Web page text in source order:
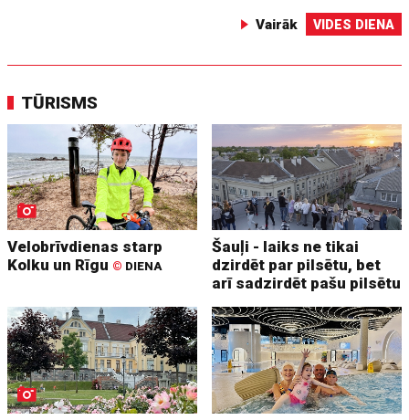
Vairāk VIDES DIENA
TŪRISMS
Velobrīvdienas starp
Kolku un Rīgu © DIENA
Šauļi - laiks ne tikai
dzirdēt par pilsētu, bet
arī sadzirdēt pašu pilsētu